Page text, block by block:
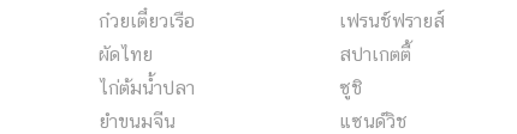
ก๋วยเตี๋ยวเรือ
ผัดไทย
ไก่ต้มน้ำปลา
ยำขนมจีน
เฟรนช์ฟรายส์
สปาเกตตี้
ซูชิ
แซนด์วิช